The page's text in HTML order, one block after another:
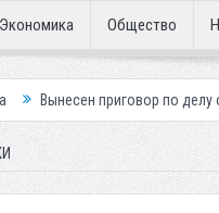
Экономика Общество
по делу о